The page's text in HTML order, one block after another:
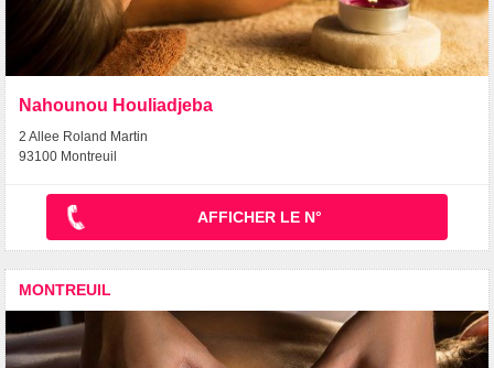
Nahounou Houliadjeba
2 Allee Roland Martin
93100 Montreuil
AFFICHER LE N°
MONTREUIL